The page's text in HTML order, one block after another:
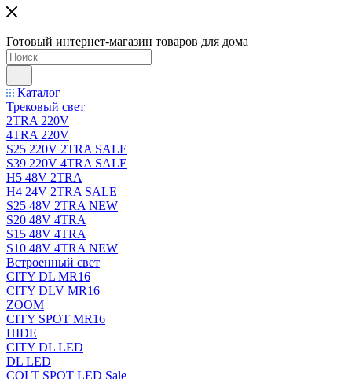
Готовый интернет-магазин товаров для дома
Каталог
Трековый свет
2TRA 220V
4TRA 220V
S25 220V 2TRA SALE
S39 220V 4TRA SALE
H5 48V 2TRA
H4 24V 2TRA SALE
S25 48V 2TRA NEW
S20 48V 4TRA
S15 48V 4TRA
S10 48V 4TRA NEW
Встроенный свет
CITY DL MR16
CITY DLV MR16
ZOOM
CITY SPOT MR16
HIDE
CITY DL LED
DL LED
COLT SPOT LED Sale